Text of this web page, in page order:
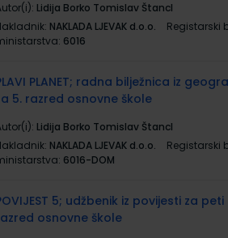
Lidija Borko Tomislav Štancl
NAKLADA LJEVAK d.o.o.
Registarski
6016
PLANET; radna bilježnica iz
5. razred osnovne škole
Lidija Borko Tomislav Štancl
NAKLADA LJEVAK d.o.o.
Registarski
6016-DOM
5; udžbenik iz povijesti za peti
osnovne škole